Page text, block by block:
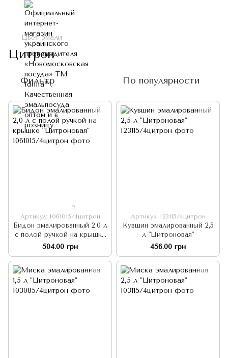
Цвет эмали
Цитрон
Фильтр По популярности
2
Артикул: I061015/4цитрон
Бидон эмалированный 2,0 л
с полой ручкой на крышке
"Цитроновая"
504.00 грн
Артикул: I23115/4цитрон
Кувшин эмалированный 2,5
л "Цитроновая"
456.00 грн